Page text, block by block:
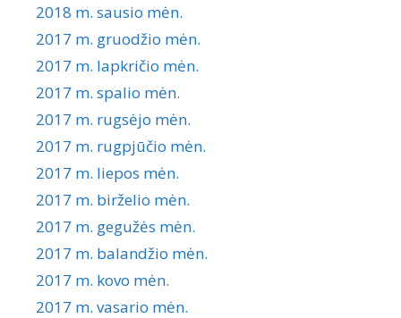
2018 m. sausio mėn.
2017 m. gruodžio mėn.
2017 m. lapkričio mėn.
2017 m. spalio mėn.
2017 m. rugsėjo mėn.
2017 m. rugpjūčio mėn.
2017 m. liepos mėn.
2017 m. birželio mėn.
2017 m. gegužės mėn.
2017 m. balandžio mėn.
2017 m. kovo mėn.
2017 m. vasario mėn.